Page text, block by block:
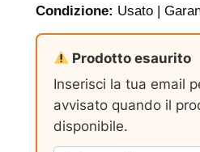
Condizione: Usato |
Prodotto esaurito
Inserisci la tua email
avvisato quando il
disponibile.